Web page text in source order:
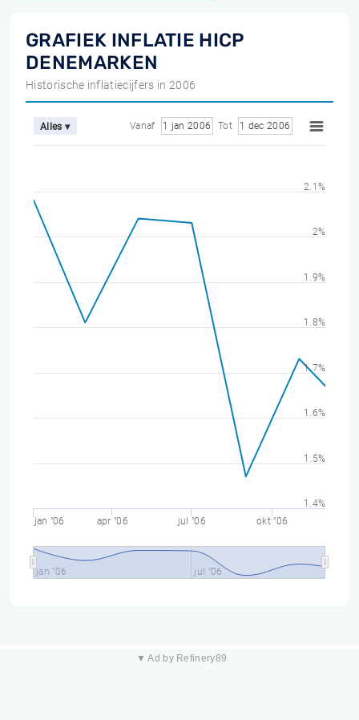
GRAFIEK INFLATIE HICP
DENEMARKEN
Historische inflatiecijfers in 2006
Alles ▾ Vanaf 1 jan 2006 Tot 1 dec 2006
jan "06 apr "06 jul "06 okt "06
jan "06 jul "06
1.4%
1.5%
1.6%
1.7%
1.8%
1.9%
2%
2.1%
▼ Ad by Refinery89